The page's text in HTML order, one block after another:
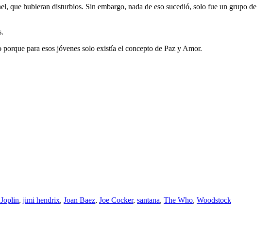
que hubieran disturbios. Sin embargo, nada de eso sucedió, solo fue un grupo de
para esos jóvenes solo existía el concepto de Paz y Amor.
, jimi hendrix, Joan Baez, Joe Cocker, santana, The Who, Woodstock